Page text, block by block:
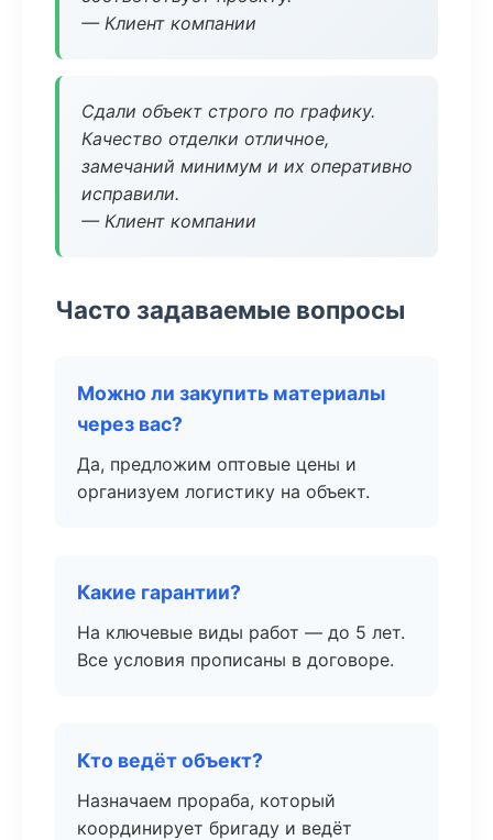
— Клиент компании
Сдали объект строго по графику.
Качество отделки отличное,
замечаний минимум и их оперативно
исправили.
— Клиент компании
Часто задаваемые вопросы
Можно ли закупить материалы
через вас?
Да, предложим оптовые цены и
организуем логистику на объект.
Какие гарантии?
На ключевые виды работ — до 5 лет.
Все условия прописаны в договоре.
Кто ведёт объект?
Назначаем прораба, который
координирует бригаду и ведёт